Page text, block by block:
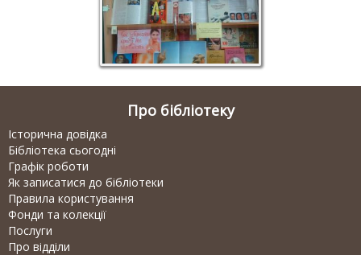
Про бібліотеку
Історична довідка
Бібліотека сьогодні
Графік роботи
Як записатися до бібліотеки
Правила користування
Фонди та колекції
Послуги
Про відділи